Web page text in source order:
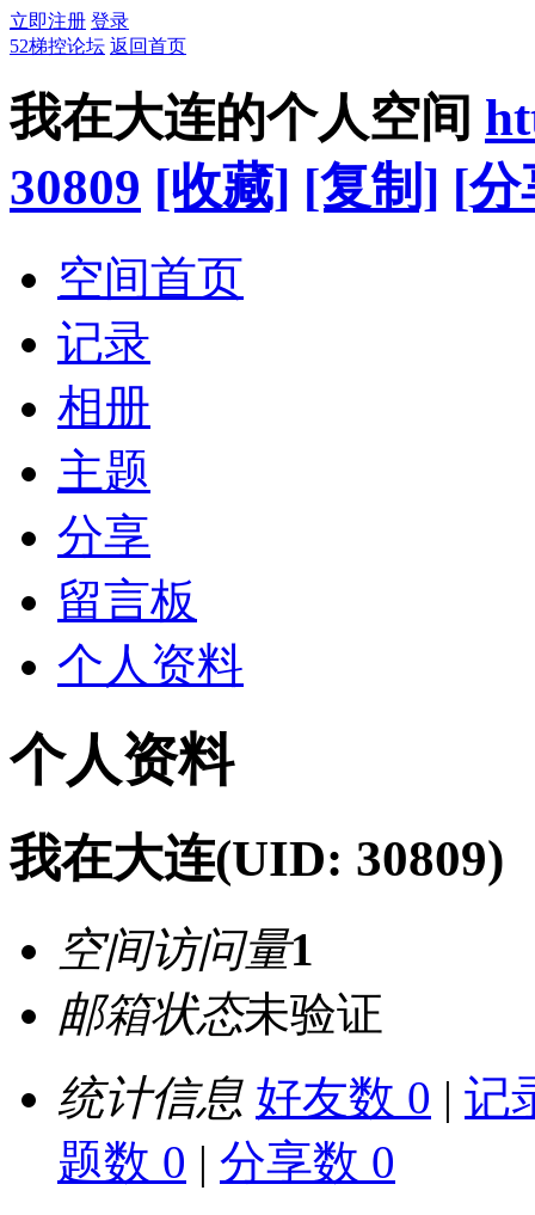
立即注册 登录
52梯控论坛 返回首页
我在大连的个人空间
30809 [收藏] [复制] [分
空间首页
记录
相册
主题
分享
留言板
个人资料
个人资料
我在大连(UID: 30809)
空间访问量1
邮箱状态未验证
统计信息 好友数 0 | 记
题数 0 | 分享数 0